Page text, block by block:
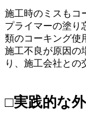
施工時のミスもコ
プライマーの塗り
類のコーキング使
施工不良が原因の
り、施工会社との
□実践的な